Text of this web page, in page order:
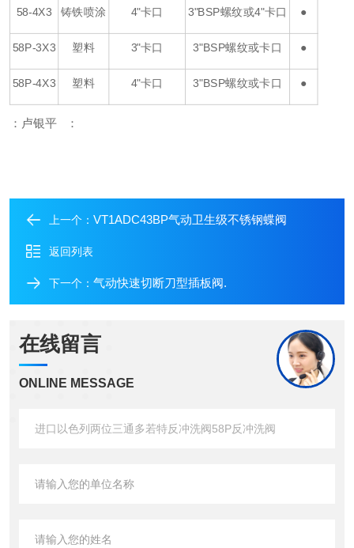
58-4X3 铸铁喷涂 4"卡口 3"BSP螺纹或4"卡口 ●
58P-3X3 塑料 3"卡口 3"BSP螺纹或卡口 ●
58P-4X3 塑料 4"卡口 3"BSP螺纹或卡口 ●
：卢银平 ：
上一个： VT1ADC43BP气动卫生级不锈钢蝶阀
返回列表
下一个： 气动快速切断刀型插板阀.
在线留言
ONLINE MESSAGE